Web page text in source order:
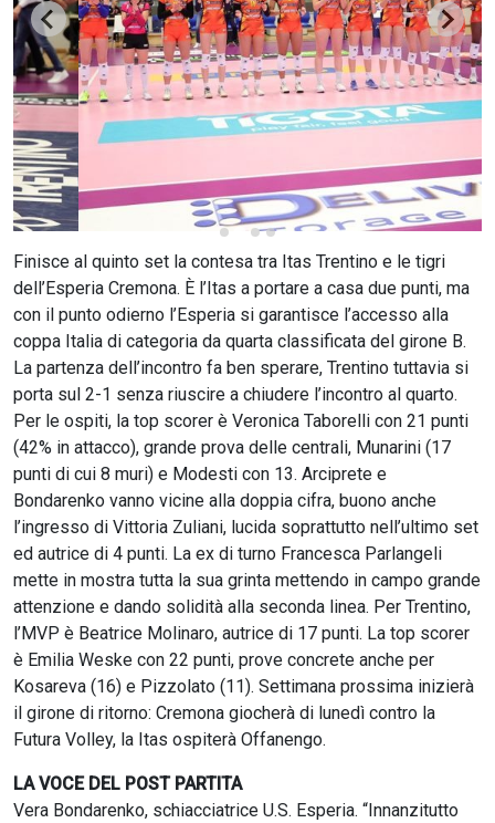
Finisce al quinto set la contesa tra Itas Trentino e le tigri
dell’Esperia Cremona. È l’Itas a portare a casa due punti, ma
con il punto odierno l’Esperia si garantisce l’accesso alla
coppa Italia di categoria da quarta classificata del girone B.
La partenza dell’incontro fa ben sperare, Trentino tuttavia si
porta sul 2-1 senza riuscire a chiudere l’incontro al quarto.
Per le ospiti, la top scorer è Veronica Taborelli con 21 punti
(42% in attacco), grande prova delle centrali, Munarini (17
punti di cui 8 muri) e Modesti con 13. Arciprete e
Bondarenko vanno vicine alla doppia cifra, buono anche
l’ingresso di Vittoria Zuliani, lucida soprattutto nell’ultimo set
ed autrice di 4 punti. La ex di turno Francesca Parlangeli
mette in mostra tutta la sua grinta mettendo in campo grande
attenzione e dando solidità alla seconda linea. Per Trentino,
l’MVP è Beatrice Molinaro, autrice di 17 punti. La top scorer
è Emilia Weske con 22 punti, prove concrete anche per
Kosareva (16) e Pizzolato (11). Settimana prossima inizierà
il girone di ritorno: Cremona giocherà di lunedì contro la
Futura Volley, la Itas ospiterà Offanengo.
LA VOCE DEL POST PARTITA
Vera Bondarenko, schiacciatrice U.S. Esperia. “Innanzitutto